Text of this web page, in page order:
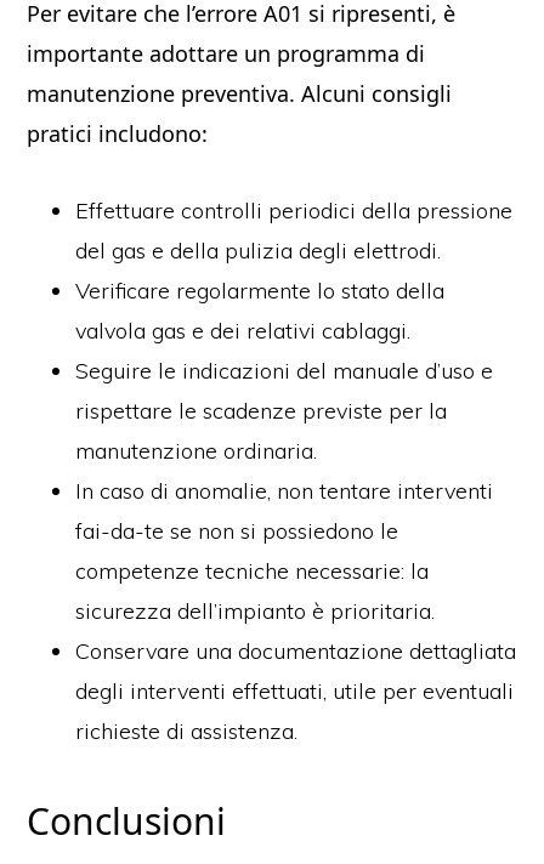
Per evitare che l’errore A01 si ripresenti, è
importante adottare un programma di
manutenzione preventiva. Alcuni consigli
pratici includono:
Effettuare controlli periodici della pressione
del gas e della pulizia degli elettrodi.
Verificare regolarmente lo stato della
valvola gas e dei relativi cablaggi.
Seguire le indicazioni del manuale d’uso e
rispettare le scadenze previste per la
manutenzione ordinaria.
In caso di anomalie, non tentare interventi
fai-da-te se non si possiedono le
competenze tecniche necessarie: la
sicurezza dell’impianto è prioritaria.
Conservare una documentazione dettagliata
degli interventi effettuati, utile per eventuali
richieste di assistenza.
Conclusioni